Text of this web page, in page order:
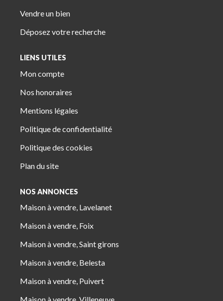
Vendre un bien
Déposez votre recherche
LIENS UTILES
Mon compte
Nos honoraires
Mentions légales
Politique de confidentialité
Politique des cookies
Plan du site
NOS ANNONCES
Maison à vendre, Lavelanet
Maison à vendre, Foix
Maison à vendre, Saint girons
Maison à vendre, Belesta
Maison à vendre, Puivert